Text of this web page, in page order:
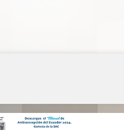
© 2026, QuickMed de